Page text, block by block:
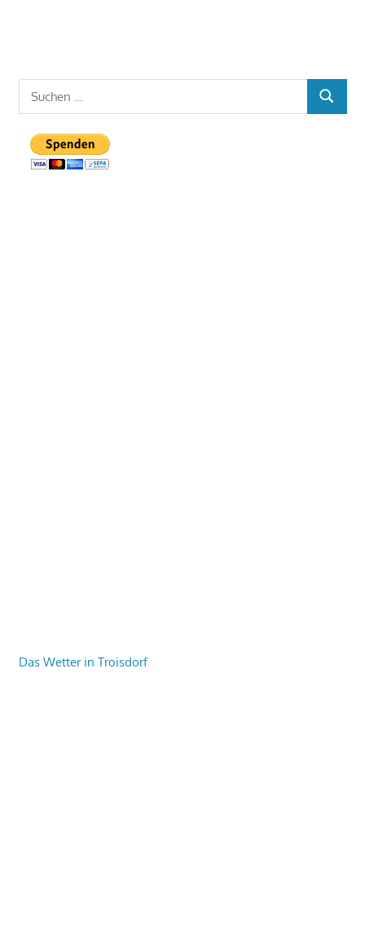
SUCHEN
Das Wetter in Troisdorf